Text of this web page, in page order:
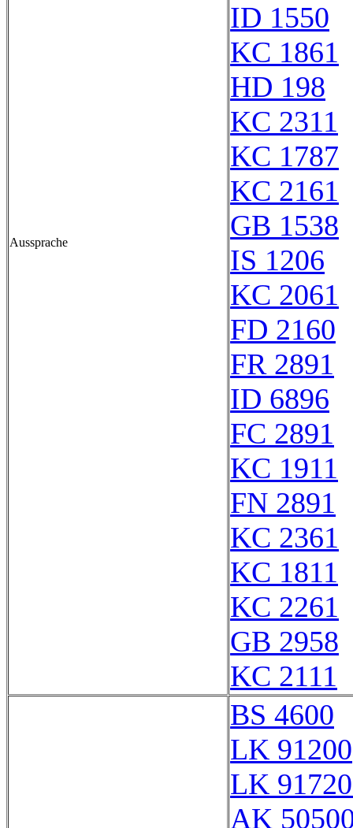
Aussprache
ID 1550
KC 1861
HD 198
KC 2311
KC 1787
KC 2161
GB 1538
IS 1206
KC 2061
FD 2160
FR 2891
ID 6896
FC 2891
KC 1911
FN 2891
KC 2361
KC 1811
KC 2261
GB 2958
KC 2111
BS 4600
LK 91200
LK
AK